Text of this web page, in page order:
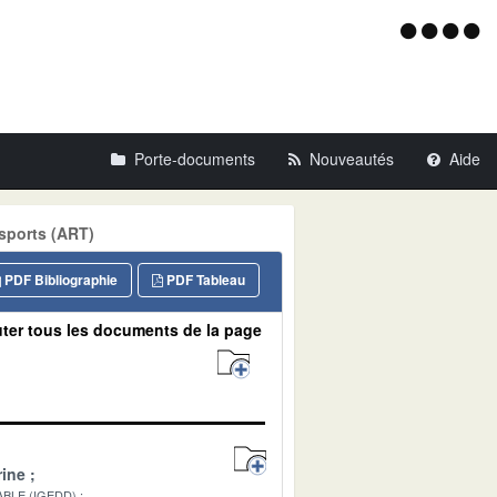
Menu
Porte-documents Nouveautés Aide
(ART)
PDF Tableau
PDF Bibliographie
tous les documents de la page